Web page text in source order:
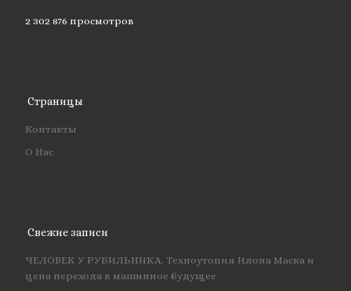
2 302 876 просмотров
Страницы
Контакты
О Нас
Свежие записи
ЧЕЛОВЕК У РУБИЛЬНИКА. Техноутопия Илона Маска и
цена перехода в машинное будущее